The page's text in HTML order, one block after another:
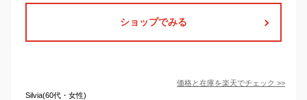
ショップでみる
価格と在庫を楽天でチェック >>
Silvia(60代・女性)